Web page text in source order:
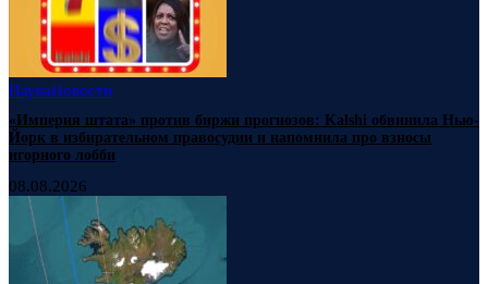
НаукаНовости
«Империя штата» против биржи прогнозов: Kalshi обвинила Нью-
Йорк в избирательном правосудии и напомнила про взносы
игорного лобби
08.08.2026